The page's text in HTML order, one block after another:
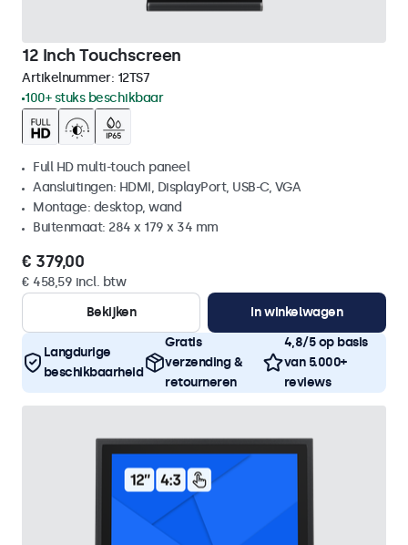
12 Inch Touchscreen
Artikelnummer: 12TS7
100+ stuks beschikbaar
Full HD multi-touch paneel
Aansluitingen: HDMI, DisplayPort, USB-C, VGA
Montage: desktop, wand
Buitenmaat: 284 x 179 x 34 mm
€ 379,00
€ 458,59 incl. btw
Bekijken
In winkelwagen
Langdurige
beschikbaarheid
Gratis
verzending &
retourneren
4,8/5 op basis
van 5.000+
reviews